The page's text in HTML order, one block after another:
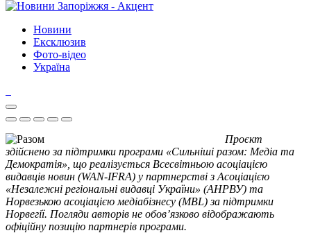
Новини
Ексклюзив
Фото-відео
Україна
Проєкт
здійснено за підтримки програми «Сильніші разом: Медіа та
Демократія», що реалізується Всесвітньою асоціацією
видавців новин (WAN-IFRA) у партнерстві з Асоціацією
«Незалежні регіональні видавці України» (АНРВУ) та
Норвезькою асоціацією медіабізнесу (MBL) за підтримки
Норвегії. Погляди авторів не обов’язково відображають
офіційну позицію партнерів програми.